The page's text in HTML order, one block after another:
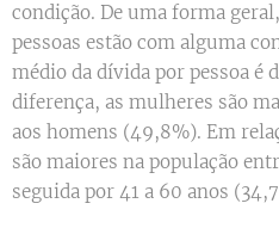
condição. De uma forma
pessoas estão com alguma
médio da dívida por pessoa é
diferença, as mulheres são
aos homens (49,8%). Em
são maiores na população
seguida por 41 a 60 anos